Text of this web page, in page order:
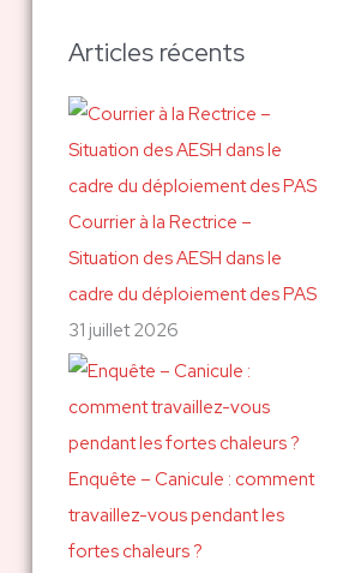
h
r
c
h
e
r
:
Articles récents
Courrier à la Rectrice –
Situation des AESH dans le
cadre du déploiement des PAS
31 juillet 2026
Enquête – Canicule : comment
travaillez-vous pendant les
fortes chaleurs ?